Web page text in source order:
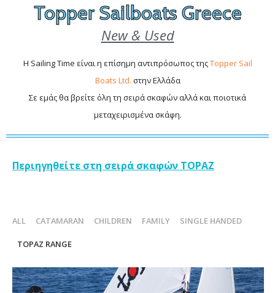
Topper Sailboats Greece
New & Used
Η Sailing Time είναι η επίσημη αντιπρόσωπος τηςTopper Sail
Boats Ltd. στην Ελλάδα
Σε εμάς θα βρείτε όλη τη σειρά σκαφών αλλά και ποιοτικά
μεταχειρισμένα σκάφη.
Περιηγηθείτε στη σειρά σκαφών TOPAZ
ALL CATAMARAN CHILDREN FAMILY SINGLE HANDED
TOPAZ RANGE